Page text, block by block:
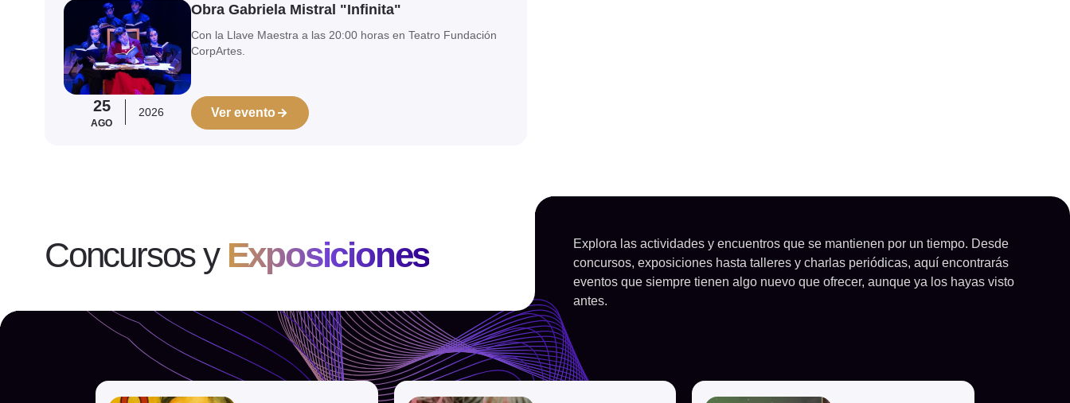
25
AGO
2026
Obra Gabriela Mistral "Infinita"
Con la Llave Maestra a las 20:00 horas en Teatro Fundación
CorpArtes.
Ver evento
Ver evento
Concursos y Exposiciones
Explora las actividades y encuentros que se mantienen por un tiempo. Desde
concursos, exposiciones hasta talleres y charlas periódicas, aquí encontrarás
eventos que siempre tienen algo nuevo que ofrecer, aunque ya los hayas visto
antes.